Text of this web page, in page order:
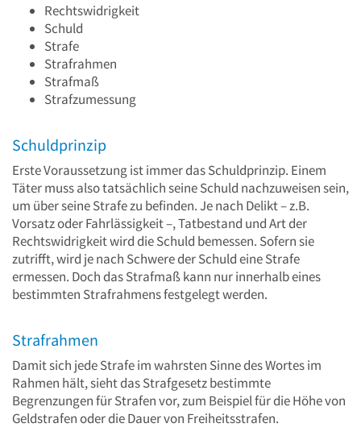
Rechtswidrigkeit
Schuld
Strafe
Strafrahmen
Strafmaß
Strafzumessung
Schuldprinzip
Erste Voraussetzung ist immer das Schuldprinzip. Einem
Täter muss also tatsächlich seine Schuld nachzuweisen sein,
um über seine Strafe zu befinden. Je nach Delikt – z.B.
Vorsatz oder Fahrlässigkeit –, Tatbestand und Art der
Rechtswidrigkeit wird die Schuld bemessen. Sofern sie
zutrifft, wird je nach Schwere der Schuld eine Strafe
ermessen. Doch das Strafmaß kann nur innerhalb eines
bestimmten Strafrahmens festgelegt werden.
Strafrahmen
Damit sich jede Strafe im wahrsten Sinne des Wortes im
Rahmen hält, sieht das Strafgesetz bestimmte
Begrenzungen für Strafen vor, zum Beispiel für die Höhe von
Geldstrafen oder die Dauer von Freiheitsstrafen.